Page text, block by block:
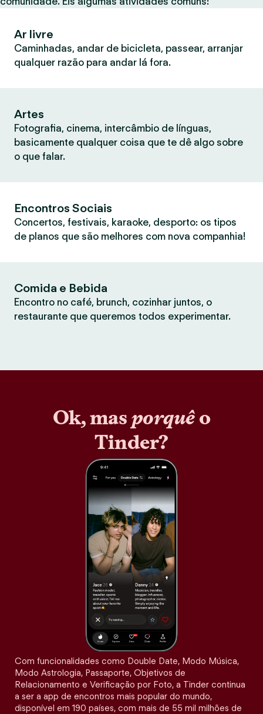
Ar livre
Caminhadas, andar de bicicleta, passear, arranjar
qualquer razão para andar lá fora.
Artes
Fotografia, cinema, intercâmbio de línguas,
basicamente qualquer coisa que te dê algo sobre
o que falar.
Encontros Sociais
Concertos, festivais, karaoke, desporto: os tipos
de planos que são melhores com nova companhia!
Comida e Bebida
Encontro no café, brunch, cozinhar juntos, o
restaurante que queremos todos experimentar.
Ok, masporquêo
Tinder?
Com funcionalidades como Double Date, Modo Música,
Modo Astrologia, Passaporte, Objetivos de
Relacionamento e Verificação por Foto, a Tinder continua
a ser a app de encontros mais popular do mundo,
disponível em 190 países, com mais de 55 mil milhões de